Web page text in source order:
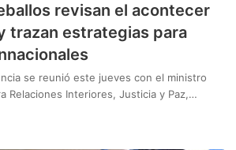
revisan el acontecer
trazan estrategias para
se reunió este jueves con el ministro
Relaciones Interiores, Justicia y Paz,…